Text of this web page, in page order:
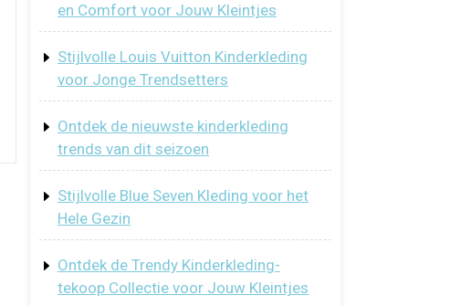
en Comfort voor Jouw Kleintjes
Stijlvolle Louis Vuitton Kinderkleding
voor Jonge Trendsetters
Ontdek de nieuwste kinderkleding
trends van dit seizoen
Stijlvolle Blue Seven Kleding voor het
Hele Gezin
Ontdek de Trendy Kinderkleding-
tekoop Collectie voor Jouw Kleintjes